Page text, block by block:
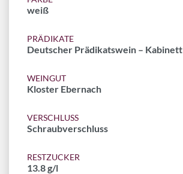
weiß
PRÄDIKATE
Deutscher Prädikatswein – Kabinett
WEINGUT
Kloster Ebernach
VERSCHLUSS
Schraubverschluss
RESTZUCKER
13.8 g/l